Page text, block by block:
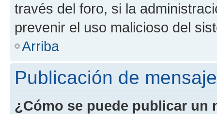
través del foro, si la
prevenir el uso malicioso del
Arriba
Publicación de
¿Cómo se puede publicar un